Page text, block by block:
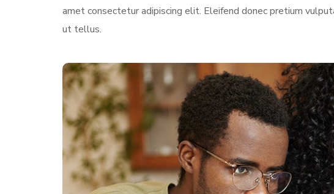
amet consectetur adipiscing elit. Eleifend donec pretium
ut tellus.